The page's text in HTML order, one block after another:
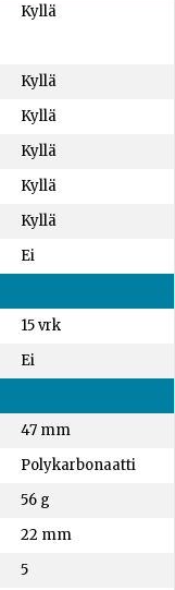
Kyllä
Kyllä
Kyllä
Kyllä
Kyllä
Kyllä
Ei
15 vrk
Ei
47 mm
Polykarbonaatti
56 g
22 mm
5